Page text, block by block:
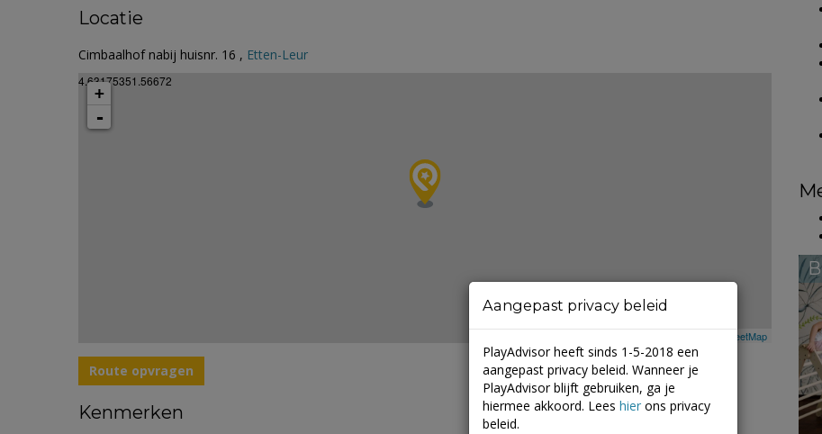
Locatie
Cimbaalhof nabij huisnr. 16 , Etten-Leur
4.63175351.56672
+
-
OpenStreetMap
Route opvragen
Kenmerken
Aangepast privacy beleid
PlayAdvisor heeft sinds 1-5-2018 een
aangepast privacy beleid. Wanneer je
PlayAdvisor blijft gebruiken, ga je
hiermee akkoord. Lees hier ons privacy
beleid.